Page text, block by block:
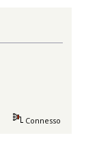
Connesso